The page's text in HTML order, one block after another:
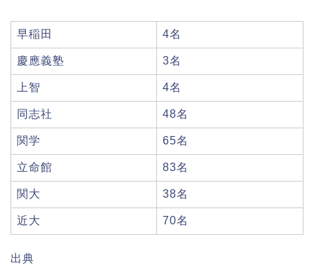
早稲田 4名
慶應義塾 3名
上智 4名
同志社 48名
関学 65名
立命館 83名
関大 38名
近大 70名
出典